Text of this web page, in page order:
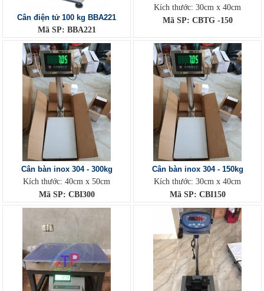
Cân điện tử 100 kg BBA221
Mã SP: BBA221
Kích thước: 30cm x 40cm
Mã SP: CBTG -150
Cân bàn inox 304 - 300kg
Kích thước: 40cm x 50cm
Mã SP: CBI300
Cân bàn inox 304 - 150kg
Kích thước: 30cm x 40cm
Mã SP: CBI150